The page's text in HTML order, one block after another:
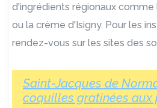
d'ingrédients régionaux comme
ou la crème d'Isigny. Pour les
rendez-vous sur les sites des
Saint-Jacques de
coquilles gratinées aux